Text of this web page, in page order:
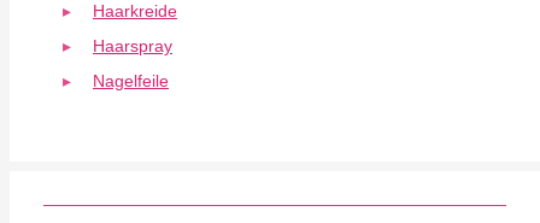
Haarkreide
Haarspray
Nagelfeile